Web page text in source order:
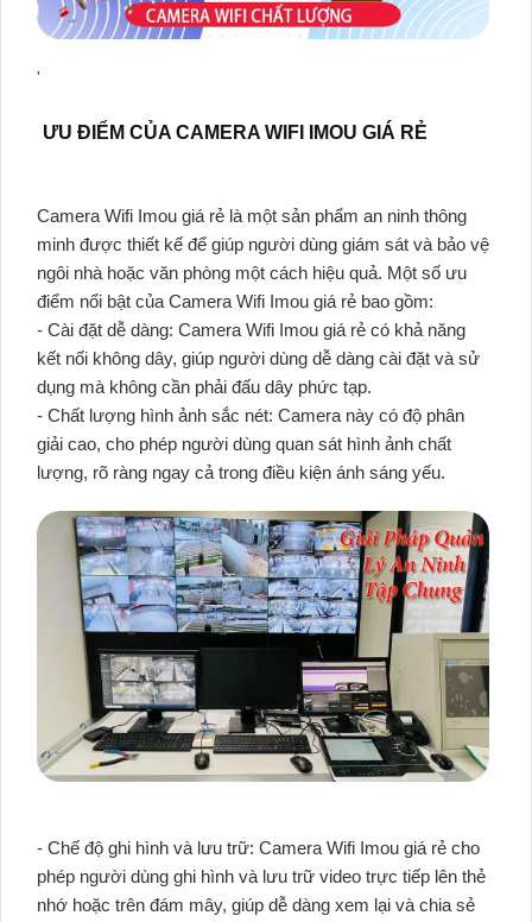
'
ƯU ĐIỂM CỦA CAMERA WIFI IMOU GIÁ RẺ
Camera Wifi Imou giá rẻ là một sản phẩm an ninh thông
minh được thiết kế để giúp người dùng giám sát và bảo vệ
ngôi nhà hoặc văn phòng một cách hiệu quả. Một số ưu
điểm nổi bật của Camera Wifi Imou giá rẻ bao gồm:
- Cài đặt dễ dàng: Camera Wifi Imou giá rẻ có khả năng
kết nối không dây, giúp người dùng dễ dàng cài đặt và sử
dụng mà không cần phải đấu dây phức tạp.
- Chất lượng hình ảnh sắc nét: Camera này có độ phân
giải cao, cho phép người dùng quan sát hình ảnh chất
lượng, rõ ràng ngay cả trong điều kiện ánh sáng yếu.
- Chế độ ghi hình và lưu trữ: Camera Wifi Imou giá rẻ cho
phép người dùng ghi hình và lưu trữ video trực tiếp lên thẻ
nhớ hoặc trên đám mây, giúp dễ dàng xem lại và chia sẻ